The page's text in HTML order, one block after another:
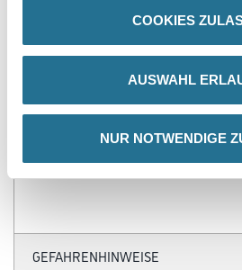
COOKIES
AUSWAHL
NUR NOTWENDIGE
- Über 100 Motive für jeden Geschmack
- Ihre individuellen Wandabmessungen
- Farblich anpassbare Tapetenmotive
- Ihr Fotomotiv auf Tapete
- Brandschutzgeprüft nach EU-Norm
- Umweltfreundliche Latexfarben
GEFAHRENHINWEISE